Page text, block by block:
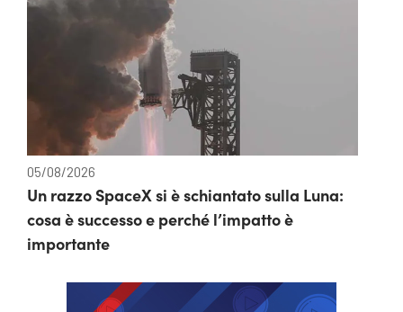
05/08/2026
Un razzo SpaceX si è schiantato sulla Luna:
cosa è successo e perché l’impatto è
importante